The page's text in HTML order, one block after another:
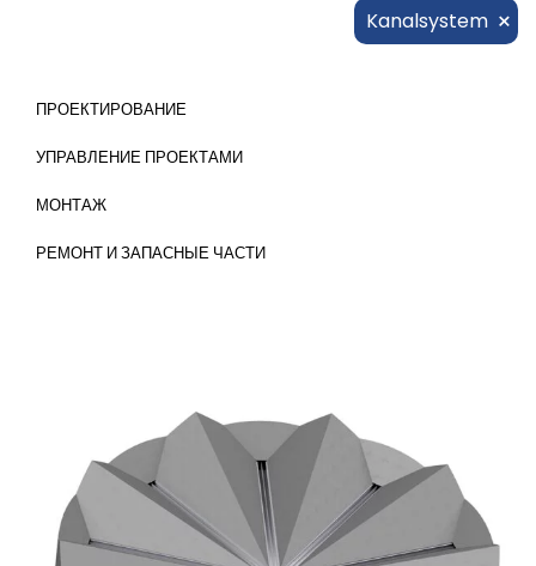
Kanalsystem ×
ПРОЕКТИРОВАНИЕ
УПРАВЛЕНИЕ ПРОЕКТАМИ
МОНТАЖ
РЕМОНТ И ЗАПАСНЫЕ ЧАСТИ